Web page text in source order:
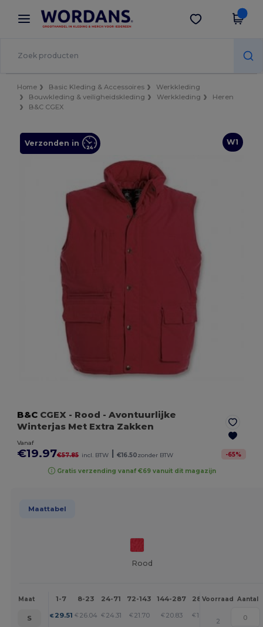
× Wordans-app
Betere prijzen in de app!
Download app
Home Basic Kleding & Accessoires
Werkkleding
Bouwkleding & veiligheidskleding
Werkkleding
Heren
B&C CGEX
W1
Verzonden in
B&C CGEX - Rood - Avontuurlijke
Winterjas Met Extra Zakken
Vanaf
€19.97€57.85 incl. BTW | €16.50zonder BTW -65%
Gratis verzending vanaf €69 vanuit dit magazijn
Maattabel
Rood
Maat 1-7 8-23 24-71 72-143 144-287 288 + Meer
Voorraad Aantal
S € 29.51 € 26.04 € 24.31 € 21.70 € 20.83 € 19.97
2